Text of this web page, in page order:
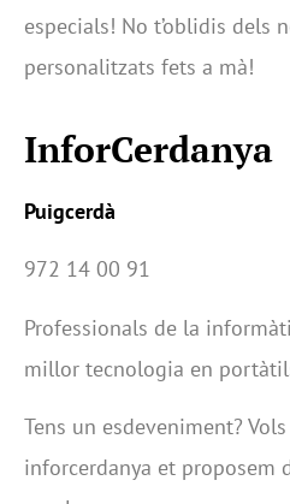
especials! No t’oblidis dels
personalitzats fets a mà!
InforCerdanya
Puigcerdà
972 14 00 91
Professionals de la
millor tecnologia en
Tens un esdeveniment?
inforcerdanya et proposem